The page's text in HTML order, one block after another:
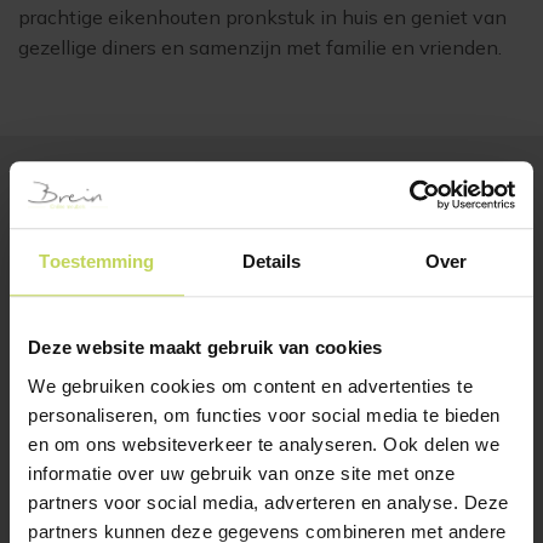
Toestemming Details Over
Deze website maakt gebruik van cookies
We gebruiken cookies om content en advertenties te
personaliseren, om functies voor social media te bieden
en om ons websiteverkeer te analyseren. Ook delen we
informatie over uw gebruik van onze site met onze
partners voor social media, adverteren en analyse. Deze
partners kunnen deze gegevens combineren met andere
prachtige eikenhouten pronkstuk in huis en geniet van
gezellige diners en samenzijn met familie en vrienden.
Klanten bekeken ook